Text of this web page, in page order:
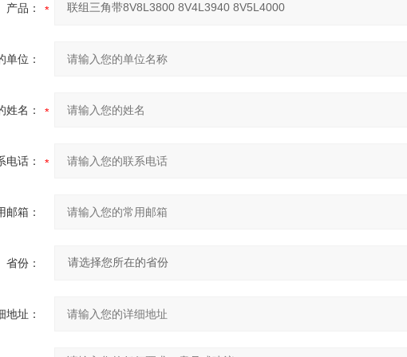
产品：
单位：
姓名：
电话：
邮箱：
省份：
地址：